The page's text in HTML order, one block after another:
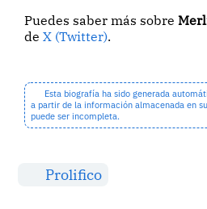
Puedes saber más sobre
deX (Twitter).
Esta biografía ha sido generada
a partir de la información almacenada en
puede ser incompleta.
Prolifico